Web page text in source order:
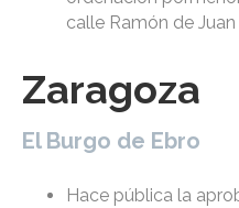
calle Ramón de Juan
Zaragoza
El Burgo de Ebro
Hace pública la